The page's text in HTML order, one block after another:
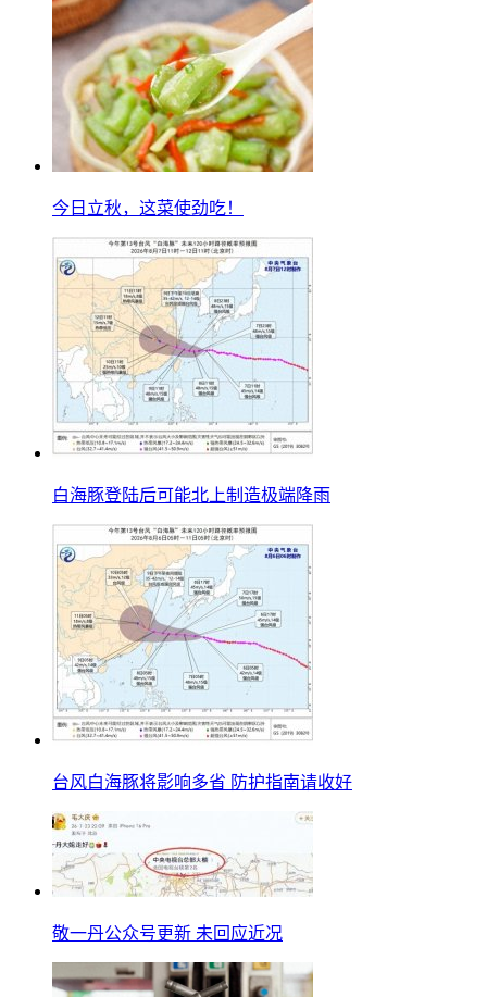
今日立秋，这菜使劲吃！
白海豚登陆后可能北上制造极端降雨
台风白海豚将影响多省 防护指南请收好
敬一丹公众号更新 未回应近况